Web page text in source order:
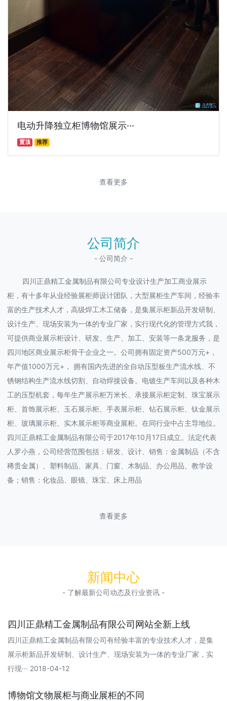
电动升降独立柜博物馆展示···
置顶 推荐
查看更多
公司简介
- 公司简介 -
四川正鼎精工金属制品有限公司专业设计生产加工商业展示
柜，有十多年从业经验展柜师设计团队，大型展柜生产车间，经验丰
富的生产技术人才，高级焊工木工储备，是集展示柜新品开发研制、
设计生产、现场安装为一体的专业厂家，实行现代化的管理方式我，
可提供商业展示柜设计、研发、生产、加工、安装等一条龙服务，是
四川地区商业展示柜骨干企业之一。公司拥有固定资产500万元+，
年产值1000万元+， 拥有国内先进的全自动压型板生产流水线、不
锈钢结构生产流水线切割、自动焊接设备。电镀生产车间以及各种木
工的压型机套，每年生产展示柜万米长、承接展示柜定制、珠宝展示
柜、首饰展示柜、玉石展示柜、手表展示柜、钻石展示柜、钛金展示
柜、玻璃展示柜、实木展示柜等商业展柜。在同行业中占主导地位。
四川正鼎精工金属制品有限公司于2017年10月17日成立。法定代表
人罗小燕，公司经营范围包括：研发、设计、销售：金属制品（不含
稀贵金属）、塑料制品、家具、门窗、木制品、办公用品、教学设
备；销售：化妆品、眼镜、珠宝、床上用品
查看更多
新闻中心
- 了解最新公司动态及行业资讯 -
四川正鼎精工金属制品有限公司网站全新上线
四川正鼎精工金属制品有限公司有经验丰富的专业技术人才，是集
展示柜新品开发研制、设计生产、现场安装为一体的专业厂家，实
行现··· 2018-04-12
博物馆文物展柜与商业展柜的不同